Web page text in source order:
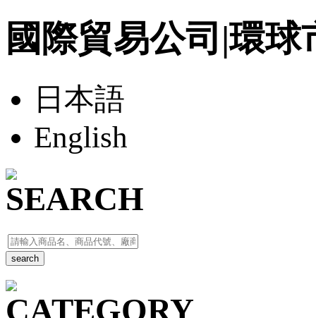
國際貿易公司|環
日本語
English